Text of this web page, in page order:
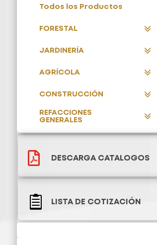
Todos los Productos
FORESTAL
JARDINERÍA
AGRÍCOLA
CONSTRUCCIÓN
REFACCIONES
GENERALES
 DESCARGA CATALOGOS
 LISTA DE COTIZACIÓN